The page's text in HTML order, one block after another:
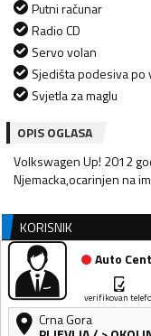
Putni računar
Radio CD
Servo volan
Sjedišta podesiva po
Svjetla za maglu
OPIS OGLASA
Volkswagen Up! 2012
Njemacka,ocarinjen na
KORISNIK
Auto
verifikovan
Crna Gora